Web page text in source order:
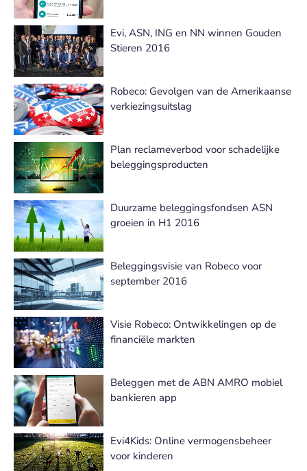
Evi, ASN, ING en NN winnen Gouden
Stieren 2016
Robeco: Gevolgen van de Amerikaanse
verkiezingsuitslag
Plan reclameverbod voor schadelijke
beleggingsproducten
Duurzame beleggingsfondsen ASN
groeien in H1 2016
Beleggingsvisie van Robeco voor
september 2016
Visie Robeco: Ontwikkelingen op de
financiële markten
Beleggen met de ABN AMRO mobiel
bankieren app
Evi4Kids: Online vermogensbeheer
voor kinderen